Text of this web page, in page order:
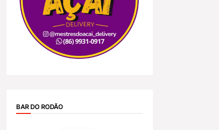
BAR DO RODÃO